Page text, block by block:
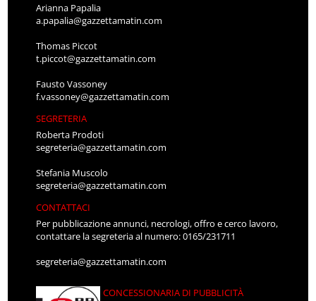
Arianna Papalia
a.papalia@gazzettamatin.com
Thomas Piccot
t.piccot@gazzettamatin.com
Fausto Vassoney
f.vassoney@gazzettamatin.com
SEGRETERIA
Roberta Prodoti
segreteria@gazzettamatin.com
Stefania Muscolo
segreteria@gazzettamatin.com
CONTATTACI
Per pubblicazione annunci, necrologi, offro e cerco lavoro,
contattare la segreteria al numero: 0165/231711
segreteria@gazzettamatin.com
CONCESSIONARIA DI PUBBLICITÀ